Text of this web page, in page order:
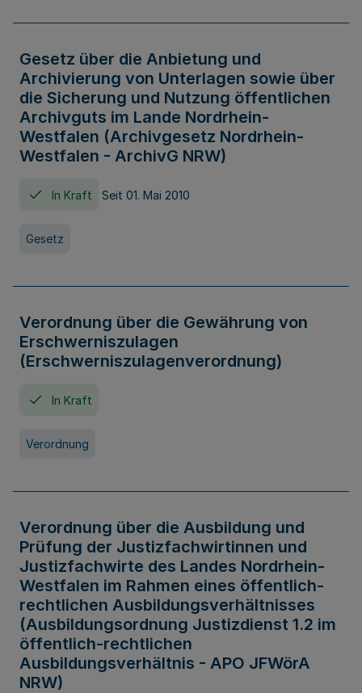
Gesetz über die Anbietung und
Archivierung von Unterlagen sowie über
die Sicherung und Nutzung öffentlichen
Archivguts im Lande Nordrhein-
Westfalen (Archivgesetz Nordrhein-
Westfalen - ArchivG NRW)
In Kraft Seit 01. Mai 2010
Gesetz
Verordnung über die Gewährung von
Erschwerniszulagen
(Erschwerniszulagenverordnung)
In Kraft
Verordnung
Verordnung über die Ausbildung und
Prüfung der Justizfachwirtinnen und
Justizfachwirte des Landes Nordrhein-
Westfalen im Rahmen eines öffentlich-
rechtlichen Ausbildungsverhältnisses
(Ausbildungsordnung Justizdienst 1.2 im
öffentlich-rechtlichen
Ausbildungsverhältnis - APO JFWörA
NRW)